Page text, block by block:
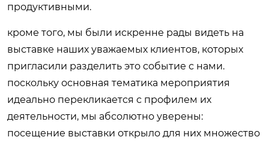
продуктивными.
кроме того, мы были искренне рады видеть на
выставке наших уважаемых клиентов, которых
пригласили разделить это событие с нами.
поскольку основная тематика мероприятия
идеально перекликается с профилем их
деятельности, мы абсолютно уверены:
посещение выставки открыло для них множество